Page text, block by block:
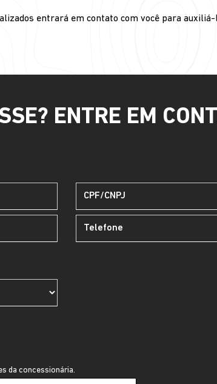
entrará em contato com você para
ENTRE EM
da concessionária.